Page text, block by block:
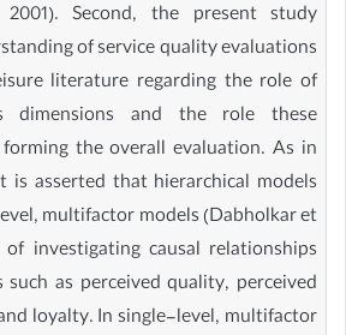
Second, the present study
of service quality evaluations
literature regarding the role of
dimensions and the role these
the overall evaluation. As in
asserted that hierarchical models
multifactor models (Dabholkar et
investigating causal relationships
as perceived quality, perceived
loyalty. In single-level, multifactor